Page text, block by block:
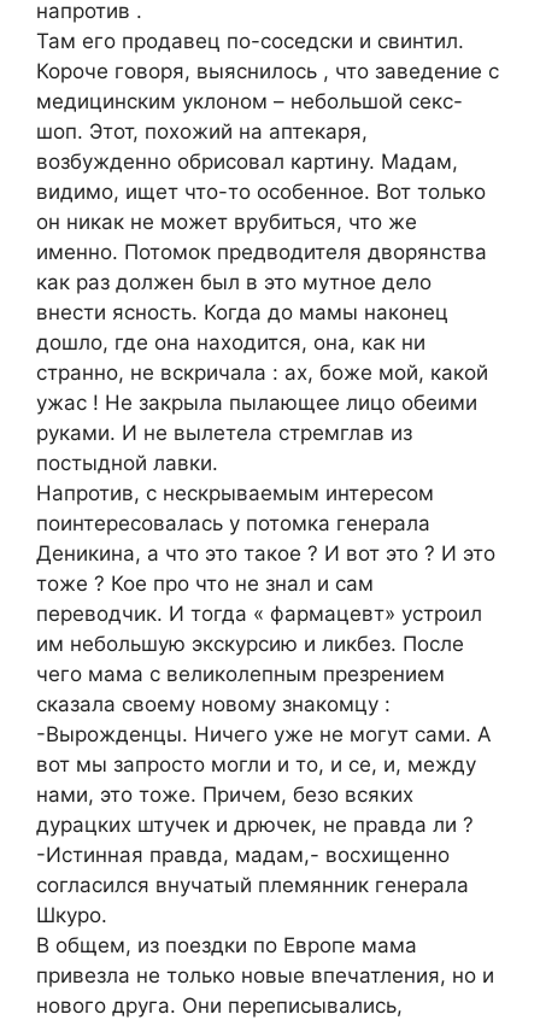
напротив .
Там его продавец по-соседски и свинтил.
Короче говоря, выяснилось , что заведение с
медицинским уклоном – небольшой секс-
шоп. Этот, похожий на аптекаря,
возбужденно обрисовал картину. Мадам,
видимо, ищет что-то особенное. Вот только
он никак не может врубиться, что же
именно. Потомок предводителя дворянства
как раз должен был в это мутное дело
внести ясность. Когда до мамы наконец
дошло, где она находится, она, как ни
странно, не вскричала : ах, боже мой, какой
ужас ! Не закрыла пылающее лицо обеими
руками. И не вылетела стремглав из
постыдной лавки.
Напротив, с нескрываемым интересом
поинтересовалась у потомка генерала
Деникина, а что это такое ? И вот это ? И это
тоже ? Кое про что не знал и сам
переводчик. И тогда « фармацевт» устроил
им небольшую экскурсию и ликбез. После
чего мама с великолепным презрением
сказала своему новому знакомцу :
-Вырожденцы. Ничего уже не могут сами. А
вот мы запросто могли и то, и се, и, между
нами, это тоже. Причем, безо всяких
дурацких штучек и дрючек, не правда ли ?
-Истинная правда, мадам,- восхищенно
согласился внучатый племянник генерала
Шкуро.
В общем, из поездки по Европе мама
привезла не только новые впечатления, но и
нового друга. Они переписывались,